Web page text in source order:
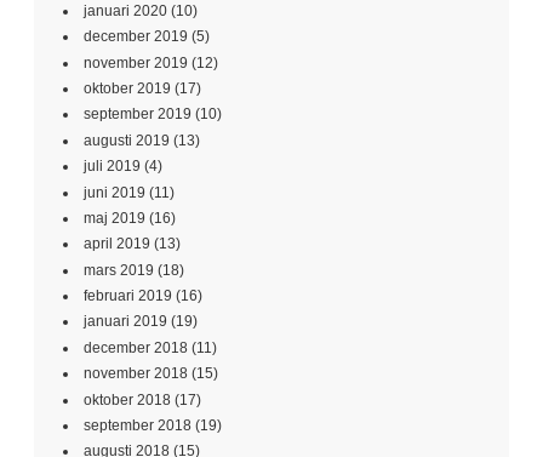
januari 2020 (10)
december 2019 (5)
november 2019 (12)
oktober 2019 (17)
september 2019 (10)
augusti 2019 (13)
juli 2019 (4)
juni 2019 (11)
maj 2019 (16)
april 2019 (13)
mars 2019 (18)
februari 2019 (16)
januari 2019 (19)
december 2018 (11)
november 2018 (15)
oktober 2018 (17)
september 2018 (19)
augusti 2018 (15)